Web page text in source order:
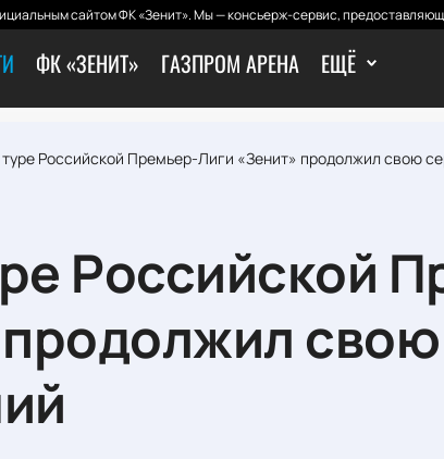
сайтом ФК «Зенит». Мы — консьерж-сервис,
ФК «ЗЕНИТ» ГАЗПРОМ АРЕНА ЕЩЁ
Российской Премьер-Лиги «Зенит» продолжил свою
Российской